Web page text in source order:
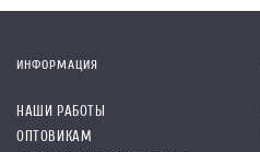
ИНФОРМАЦИЯ
НАШИ РАБОТЫ
ОПТОВИКАМ